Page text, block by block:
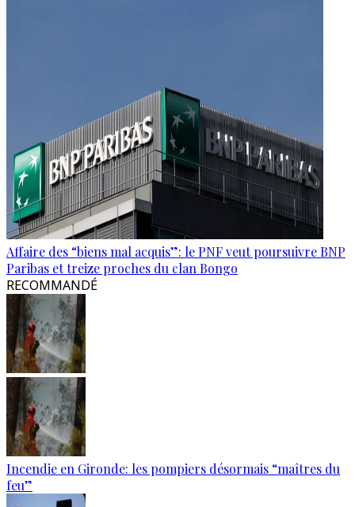
Affaire des “biens mal acquis”: le PNF veut poursuivre BNP
Paribas et treize proches du clan Bongo
RECOMMANDÉ
Incendie en Gironde: les pompiers désormais “maîtres du
feu”